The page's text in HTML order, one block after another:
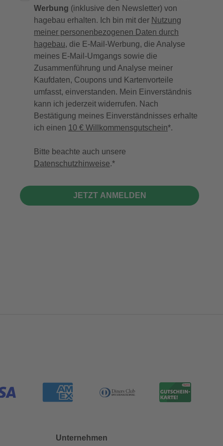
Werbung (inklusive den Newsletter) von
hagebau erhalten. Ich bin mit der Nutzung
meiner personenbezogenen Daten durch
hagebau, die E-Mail-Werbung, die Analyse
meines E-Mail-Umgangs sowie die
Zusammenführung und Analyse meiner
Kaufdaten, Coupons und Kartenvorteile
umfasst, einverstanden. Mein Einverständnis
kann ich jederzeit widerrufen. Nach
Bestätigung meines Einverständnisses erhalte
ich einen 10 € Willkommensgutschein*.
Bitte beachte auch unsere
Datenschutzhinweise.
JETZT ANMELDEN
Unternehmen